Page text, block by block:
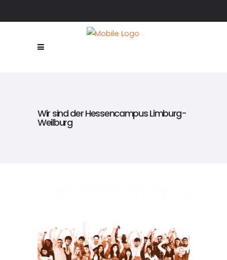
Wir sind der Hessencampus Limburg-
Weilburg